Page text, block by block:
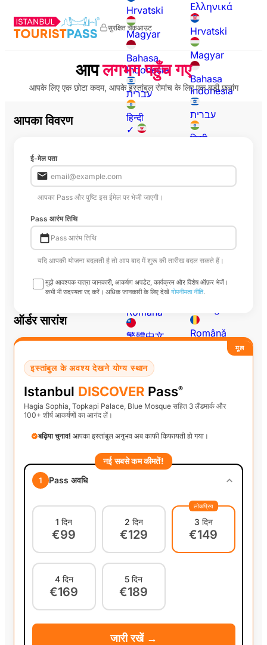
सुरक्षित चेकआउट
Hrvatski
Magyar
Bahasa
Indonesia
עברית
हिन्दी
✓
日本語
한국어
Polski
Português
Română
繁體中文
Ελληνικά
Hrvatski
Magyar
Bahasa
Indonesia
עברית
हिन्दी
日本語
اردو
Polski
Română
繁體中文
आपलगभग पहुँच गए
आपके लिए एक छोटा कदम, आपके इस्तांबुल रोमांच के लिए एक बड़ी छलांग
आपका विवरण
ई-मेल पता
आपका Pass और पुष्टि इस ईमेल पर भेजी जाएगी।
Pass आरंभ तिथि
Pass आरंभ तिथि
यदि आपकी योजना बदलती है तो आप बाद में शुरू की तारीख बदल सकते हैं।
मुझे आवश्यक यात्रा जानकारी, आकर्षण अपडेट, कार्यक्रम और विशेष ऑफ़र भेजें।
कभी भी सदस्यता रद्द करें। अधिक जानकारी के लिए देखें गोपनीयता नीति.
ऑर्डर सारांश
मूल
इस्तांबुल के अवश्य देखने योग्य स्थान
Istanbul DISCOVER Pass®
Hagia Sophia, Topkapi Palace, Blue Mosque सहित 3 लैंडमार्क और
100+ शीर्ष आकर्षणों का आनंद लें।
बढ़िया चुनाव! आपका इस्तांबुल अनुभव अब काफी किफायती हो गया।
नई सबसे कम कीमतें!
1 Pass अवधि
1 दिन
€99
2 दिन
€129
लोकप्रिय
3 दिन
€149
4 दिन
€169
5 दिन
€189
जारी रखें →